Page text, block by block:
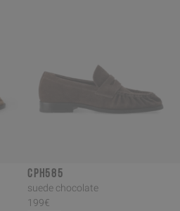
CPH585
suede chocolate
199€